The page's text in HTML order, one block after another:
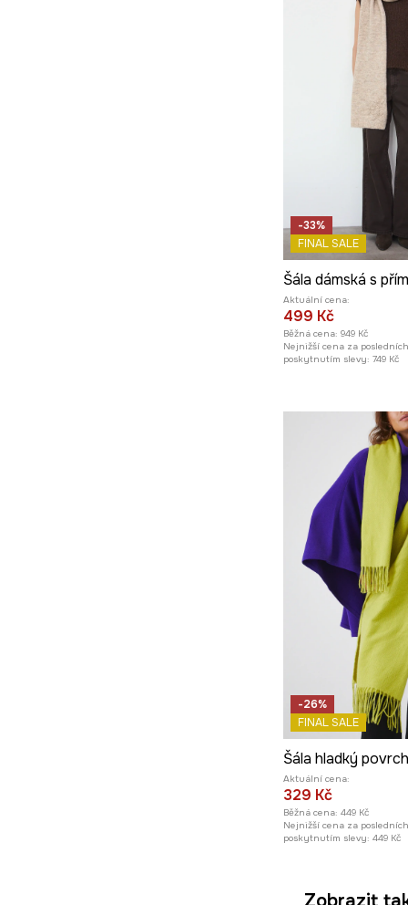
-33%
FINAL SALE
Aktuální cena:
499 Kč
Běžná cena: 949 Kč
Nejnižší cena za
poskytnutím slevy: 749 Kč
-26%
FINAL SALE
Aktuální cena:
329 Kč
Běžná cena: 449 Kč
Nejnižší cena za
poskytnutím slevy: 449 Kč